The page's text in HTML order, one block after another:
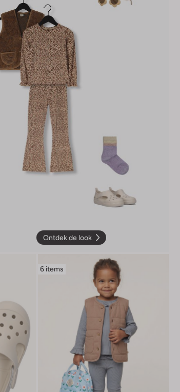
Ontdek de look
6 items